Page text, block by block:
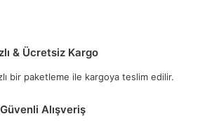
& Ücretsiz Kargo
bir paketleme ile kargoya teslim edilir.
Güvenli Alışveriş